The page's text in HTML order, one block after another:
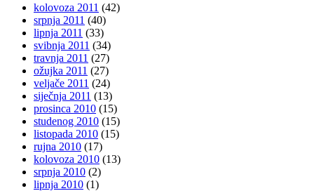
kolovoza 2011 (42)
srpnja 2011 (40)
lipnja 2011 (33)
svibnja 2011 (34)
travnja 2011 (27)
ožujka 2011 (27)
veljače 2011 (24)
siječnja 2011 (13)
prosinca 2010 (15)
studenog 2010 (15)
listopada 2010 (15)
rujna 2010 (17)
kolovoza 2010 (13)
srpnja 2010 (2)
lipnja 2010 (1)